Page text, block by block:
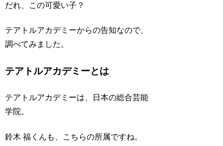
だれ、この可愛い子？
テアトルアカデミーからの告知なので、
調べてみました。
テアトルアカデミーとは
テアトルアカデミーは、日本の総合芸能
学院。
鈴木 福くんも、こちらの所属ですね。